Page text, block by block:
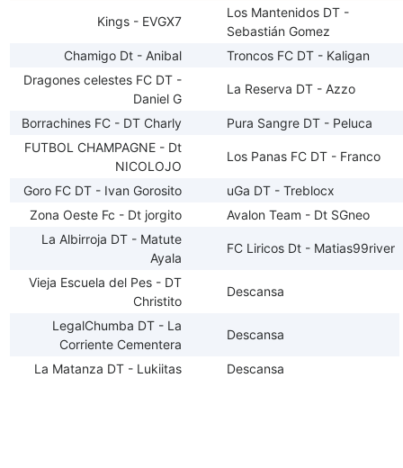
Kings - EVGX7
Los Mantenidos DT -
Sebastián Gomez
Chamigo Dt - Anibal
Troncos FC DT - Kaligan
Dragones celestes FC DT -
Daniel G
La Reserva DT - Azzo
Borrachines FC - DT Charly
Pura Sangre DT - Peluca
FUTBOL CHAMPAGNE - Dt
NICOLOJO
Los Panas FC DT - Franco
Goro FC DT - Ivan Gorosito
uGa DT - Treblocx
Zona Oeste Fc - Dt jorgito
Avalon Team - Dt SGneo
La Albirroja DT - Matute
Ayala
FC Liricos Dt - Matias99river
Vieja Escuela del Pes - DT
Christito
Descansa
LegalChumba DT - La
Corriente Cementera
Descansa
La Matanza DT - Lukiitas Descansa